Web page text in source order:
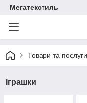
Мегатекстиль
Товари та послуги
Іграшки